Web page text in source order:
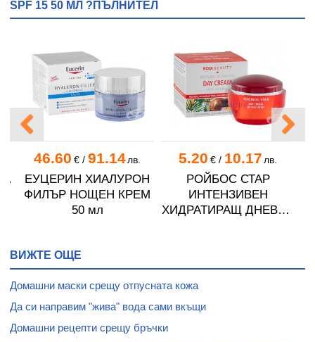
SPF 15 50 МЛ ?ПЪЛНИТЕЛ
46.60 €/ 91.14лв.
ЕУЦЕРИН ХИАЛУРОН
ФИЛЪР НОЩЕН КРЕМ
50 мл
5.20 €/ 10.17 лв.
РОЙБОС СТАР
ИНТЕНЗИВЕН
ХИДРАТИРАЩ ДНЕВЕН
ВИЖТЕ ОЩЕ
Домашни маски срещу отпусната кожа
Да си направим "жива" вода сами вкъщи
Домашни рецепти срещу бръчки